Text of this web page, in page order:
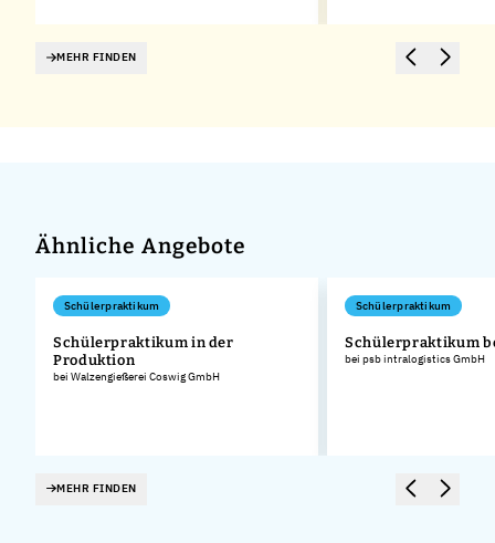
MEHR FINDEN
Ähnliche Angebote
Schülerpraktikum
Schülerpraktikum in der
Produktion
bei Walzengießerei Coswig GmbH
Schülerpraktikum
Schülerpraktikum
bei psb intralogistics GmbH
MEHR FINDEN